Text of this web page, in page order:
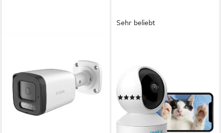
P01 Bullet Kamera 2 MP (95°,
IR-LED 30m)
121,22 €
lieferbar - in 4-5 Werktagen bei dir
Sehr beliebt
Packung, 1-tlg., 355° Schwenk
& 50° Neigung, Pan-Tilt,2,4-
GHz-
Audio)
ab 34,99 € UVP44,99 €
-22%
lieferbar - in 3-4 Werktagen bei dir